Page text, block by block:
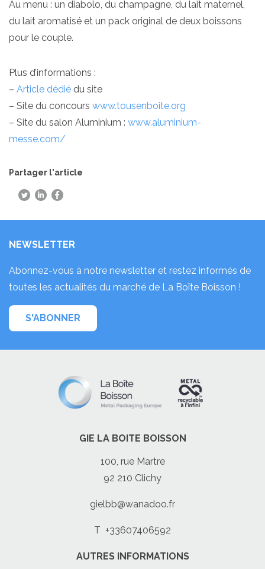
Au menu : un diabolo, du champagne, du lait maternel,
du lait aromatisé et un pack original de deux boissons
pour le couple.
Plus d’informations :
– Article dédié du site
– Site du concours www.tousenboite.org
– Site du salon Aluminium : www.aluminium-
messe.com/
Partager l'article
NEWSLETTER
Abonnez-vous à notre newsletter et restez informés de
toutes les actualités du marché de La Boîte Boisson !
S'ABONNER
GIE LA BOITE BOISSON
100, rue Martre
92 210 Clichy
gielbb@wanadoo.fr
T +33607406592
AUTRES INFORMATIONS